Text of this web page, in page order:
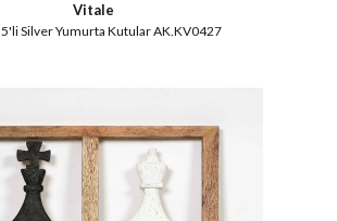
Vitale
Silver Yumurta Kutular AK.KV0427